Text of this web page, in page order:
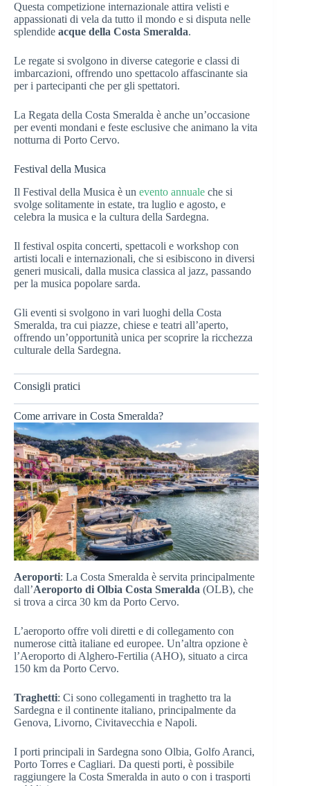
Questa competizione internazionale attira velisti e
appassionati di vela da tutto il mondo e si disputa nelle
splendide acque della Costa Smeralda.
Le regate si svolgono in diverse categorie e classi di
imbarcazioni, offrendo uno spettacolo affascinante sia
per i partecipanti che per gli spettatori.
La Regata della Costa Smeralda è anche un’occasione
per eventi mondani e feste esclusive che animano la vita
notturna di Porto Cervo.
Festival della Musica
Il Festival della Musica è un evento annuale che si
svolge solitamente in estate, tra luglio e agosto, e
celebra la musica e la cultura della Sardegna.
Il festival ospita concerti, spettacoli e workshop con
artisti locali e internazionali, che si esibiscono in diversi
generi musicali, dalla musica classica al jazz, passando
per la musica popolare sarda.
Gli eventi si svolgono in vari luoghi della Costa
Smeralda, tra cui piazze, chiese e teatri all’aperto,
offrendo un’opportunità unica per scoprire la ricchezza
culturale della Sardegna.
Consigli pratici
Come arrivare in Costa Smeralda?
Aeroporti: La Costa Smeralda è servita principalmente
dall’Aeroporto di Olbia Costa Smeralda (OLB), che
si trova a circa 30 km da Porto Cervo.
L’aeroporto offre voli diretti e di collegamento con
numerose città italiane ed europee. Un’altra opzione è
l’Aeroporto di Alghero-Fertilia (AHO), situato a circa
150 km da Porto Cervo.
Traghetti: Ci sono collegamenti in traghetto tra la
Sardegna e il continente italiano, principalmente da
Genova, Livorno, Civitavecchia e Napoli.
I porti principali in Sardegna sono Olbia, Golfo Aranci,
Porto Torres e Cagliari. Da questi porti, è possibile
raggiungere la Costa Smeralda in auto o con i trasporti